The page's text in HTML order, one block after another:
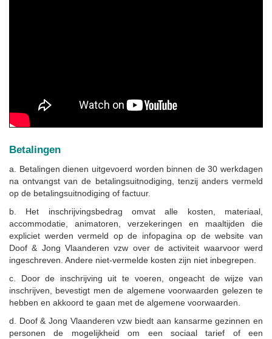
Betalingen
a. Betalingen dienen uitgevoerd worden binnen de 30 werkdagen
na ontvangst van de betalingsuitnodiging, tenzij anders vermeld
op de betalingsuitnodiging of factuur.
b. Het inschrijvingsbedrag omvat alle kosten, materiaal,
accommodatie, animatoren, verzekeringen en maaltijden die
expliciet werden vermeld op de infopagina op de website van
Doof & Jong Vlaanderen vzw over de activiteit waarvoor werd
ingeschreven. Andere niet-vermelde kosten zijn niet inbegrepen.
c. Door de inschrijving uit te voeren, ongeacht de wijze van
inschrijven, bevestigt men de algemene voorwaarden gelezen te
hebben en akkoord te gaan met de algemene voorwaarden.
d. Doof & Jong Vlaanderen vzw biedt aan kansarme gezinnen en
personen de mogelijkheid om een sociaal tarief of een